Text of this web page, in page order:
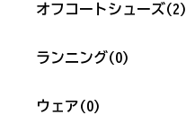
オフコートシューズ(2)
ランニング(0)
ウェア(0)